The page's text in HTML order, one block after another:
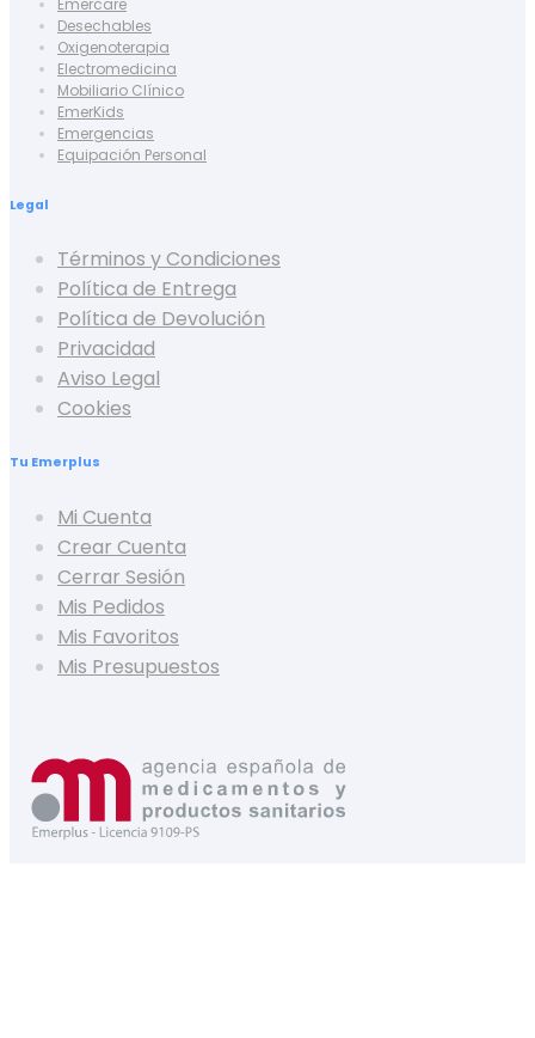
Desechables
Oxigenoterapia
Electromedicina
Mobiliario Clínico
EmerKids
Emergencias
Equipación Personal
Legal
Términos y Condiciones
Política de Entrega
Política de Devolución
Privacidad
Aviso Legal
Cookies
Tu Emerplus
Mi Cuenta
Crear Cuenta
Cerrar Sesión
Mis Pedidos
Mis Favoritos
Mis Presupuestos